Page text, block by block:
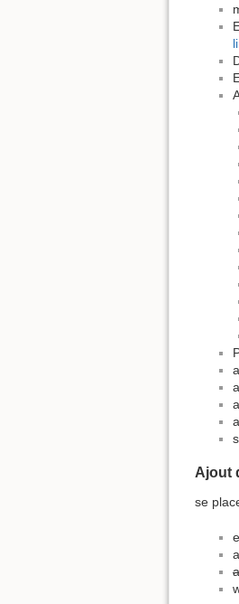
Ajout
se